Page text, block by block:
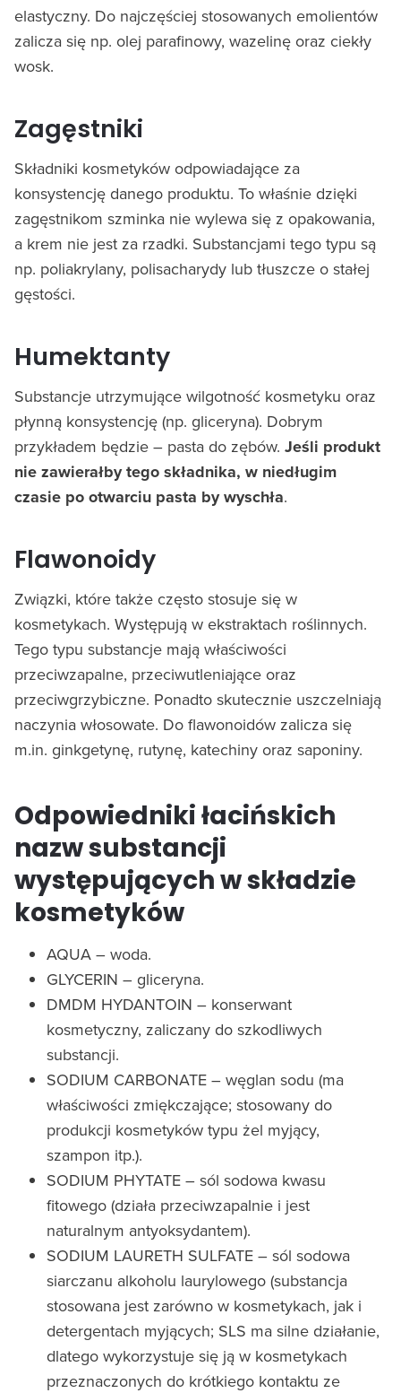
elastyczny. Do najczęściej stosowanych emolientów
zalicza się np. olej parafinowy, wazelinę oraz ciekły
wosk.
Zagęstniki
Składniki kosmetyków odpowiadające za
konsystencję danego produktu. To właśnie dzięki
zagęstnikom szminka nie wylewa się z opakowania,
a krem nie jest za rzadki. Substancjami tego typu są
np. poliakrylany, polisacharydy lub tłuszcze o stałej
gęstości.
Humektanty
Substancje utrzymujące wilgotność kosmetyku oraz
płynną konsystencję (np. gliceryna). Dobrym
przykładem będzie – pasta do zębów. Jeśli produkt
nie zawierałby tego składnika, w niedługim
czasie po otwarciu pasta by wyschła.
Flawonoidy
Związki, które także często stosuje się w
kosmetykach. Występują w ekstraktach roślinnych.
Tego typu substancje mają właściwości
przeciwzapalne, przeciwutleniające oraz
przeciwgrzybiczne. Ponadto skutecznie uszczelniają
naczynia włosowate. Do flawonoidów zalicza się
m.in. ginkgetynę, rutynę, katechiny oraz saponiny.
Odpowiedniki łacińskich
nazw substancji
występujących w składzie
kosmetyków
AQUA – woda.
GLYCERIN – gliceryna.
DMDM HYDANTOIN – konserwant
kosmetyczny, zaliczany do szkodliwych
substancji.
SODIUM CARBONATE – węglan sodu (ma
właściwości zmiękczające; stosowany do
produkcji kosmetyków typu żel myjący,
szampon itp.).
SODIUM PHYTATE – sól sodowa kwasu
fitowego (działa przeciwzapalnie i jest
naturalnym antyoksydantem).
SODIUM LAURETH SULFATE – sól sodowa
siarczanu alkoholu laurylowego (substancja
stosowana jest zarówno w kosmetykach, jak i
detergentach myjących; SLS ma silne działanie,
dlatego wykorzystuje się ją w kosmetykach
przeznaczonych do krótkiego kontaktu ze